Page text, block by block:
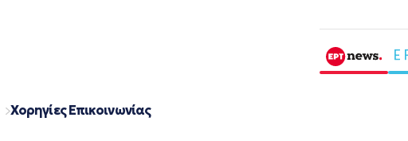
Χορηγίες Επικοινωνίας